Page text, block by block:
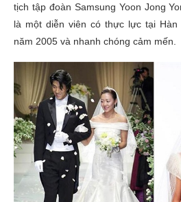
tịch tập đoàn Samsung Yoon Jong
là một diễn viên có thực lực tại Hàn
năm 2005 và nhanh chóng cảm mến.